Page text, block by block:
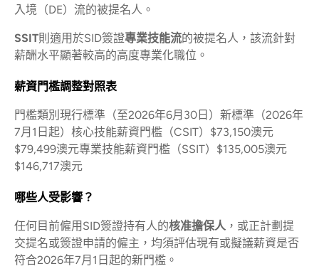
入境（DE）流的被提名人。
SSIT則適用於SID簽證專業技能流的被提名人，該流針對
薪酬水平顯著較高的高度專業化職位。
薪資門檻調整對照表
門檻類別現行標準（至2026年6月30日）新標準（2026年
7月1日起）核心技能薪資門檻（CSIT）$73,150澳元
$79,499澳元專業技能薪資門檻（SSIT）$135,005澳元
$146,717澳元
哪些人受影響？
任何目前僱用SID簽證持有人的核准擔保人 ，或正計劃提
交提名或簽證申請的僱主，均須評估現有或擬議薪資是否
符合2026年7月1日起的新門檻。